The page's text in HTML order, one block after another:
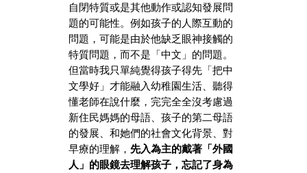
自閉特質或是其他動作或認知發展問
題的可能性。例如孩子的人際互動的
問題，可能是由於他缺乏眼神接觸的
特質問題，而不是「中文」的問題。
但當時我只單純覺得孩子得先「把中
文學好」才能融入幼稚園生活、聽得
懂老師在說什麼，完完全全沒考慮過
新住民媽媽的母語、孩子的第二母語
的發展、和她們的社會文化背景、對
早療的理解， 先入為主的戴著「外國
人」的眼鏡去理解孩子，忘記了身為